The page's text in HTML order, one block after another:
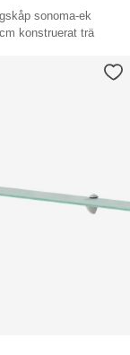
sonoma-ek
konstruerat trä